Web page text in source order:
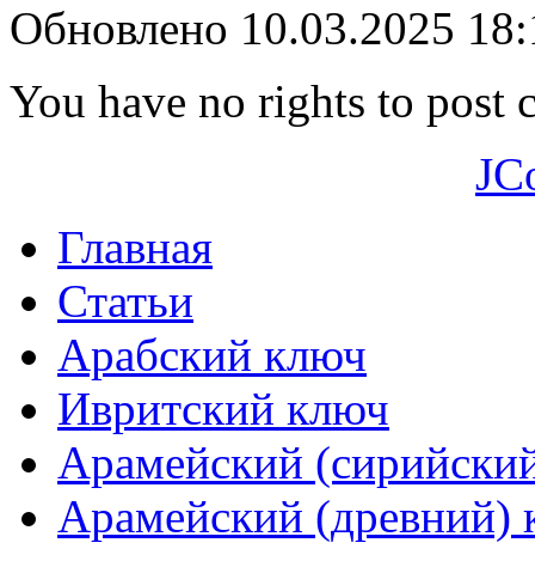
Обновлено 10.03.2025
You have no rights to post
Главная
Статьи
Арабский ключ
Ивритский ключ
Арамейский
Арамейский (древний)